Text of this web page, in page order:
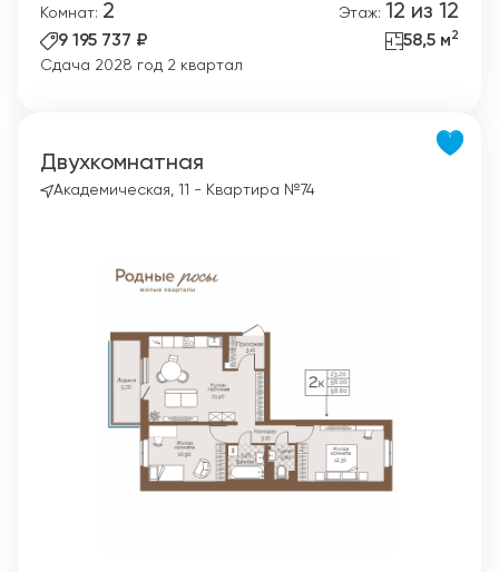
Комнат: 2 Этаж: 12 из 12
9 195 737 ₽ 58,5 м2
Сдача 2028 год 2 квартал
Двухкомнатная
Академическая, 11 - Квартира №74